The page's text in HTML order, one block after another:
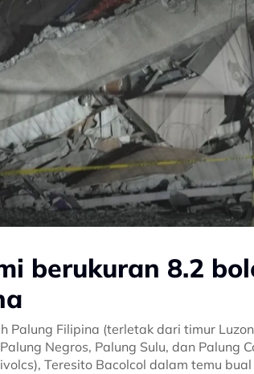
berukuran 8.2
Palung Filipina (terletak dari timur
Negros, Palung Sulu, dan
Teresito Bacolcol dalam temu